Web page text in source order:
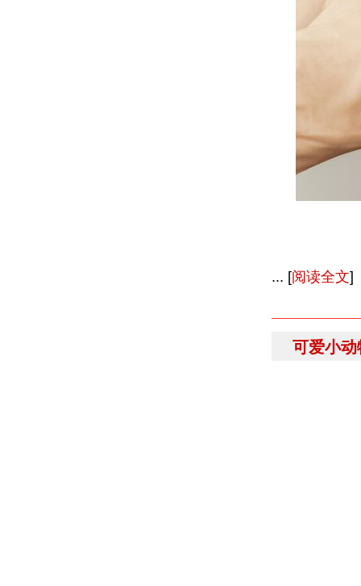
... [阅读全文]
可爱小动